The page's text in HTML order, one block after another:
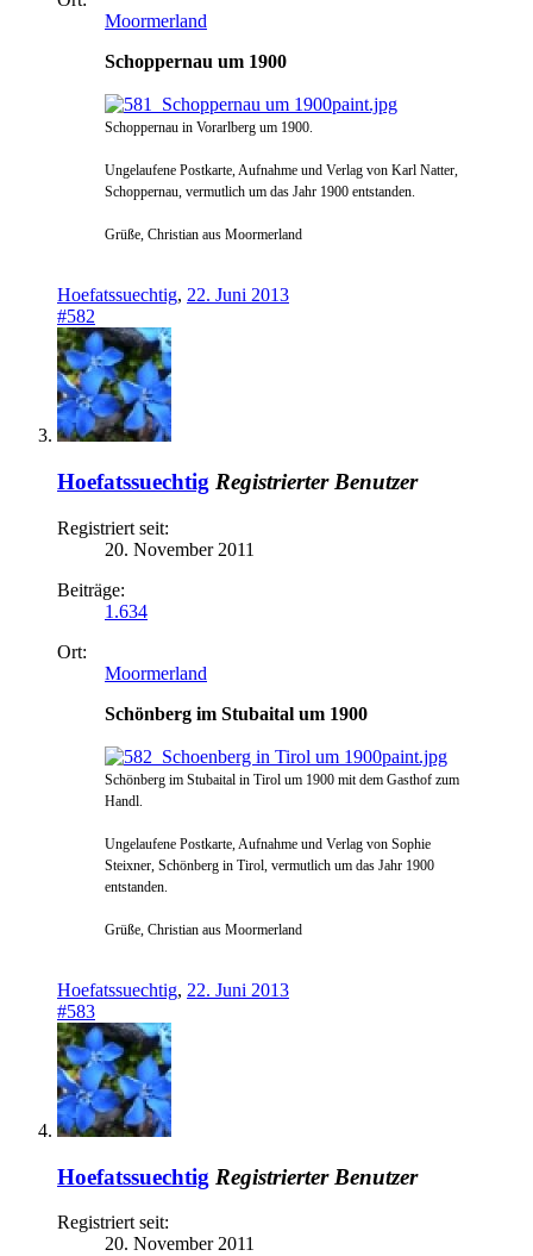
Moormerland
Schoppernau um 1900
Schoppernau in Vorarlberg um 1900.
Ungelaufene Postkarte, Aufnahme und Verlag von Karl Natter,
Schoppernau, vermutlich um das Jahr 1900 entstanden.
Grüße, Christian aus Moormerland
Hoefatssuechtig, 22. Juni 2013
#582
Hoefatssuechtig Registrierter Benutzer
Registriert seit:
20. November 2011
Beiträge:
1.634
Ort:
Moormerland
Schönberg im Stubaital um 1900
Schönberg im Stubaital in Tirol um 1900 mit dem Gasthof zum
Handl.
Ungelaufene Postkarte, Aufnahme und Verlag von Sophie
Steixner, Schönberg in Tirol, vermutlich um das Jahr 1900
entstanden.
Grüße, Christian aus Moormerland
Hoefatssuechtig, 22. Juni 2013
#583
Hoefatssuechtig Registrierter Benutzer
Registriert seit:
20. November 2011